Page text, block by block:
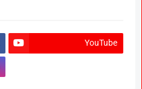
YouTube